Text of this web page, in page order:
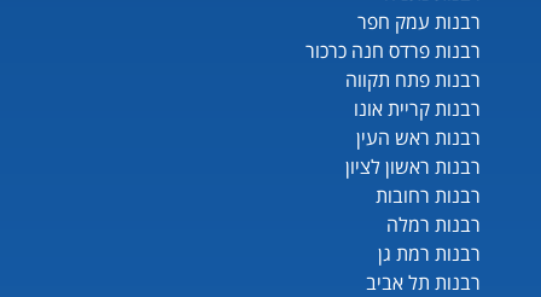
רבנות עמק חפר
רבנות פרדס חנה כרכור
רבנות פתח תקווה
רבנות קריית אונו
רבנות ראש העין
רבנות ראשון לציון
רבנות רחובות
רבנות רמלה
רבנות רמת גן
רבנות תל אביב